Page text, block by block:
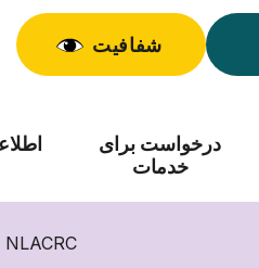
شفافیت
درخواست برای
خدمات
جلسه ویژه هیئت امنای NLACRC